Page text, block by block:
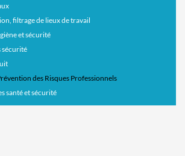
filtrage de lieux de travail
et sécurité
sécurité
des Risques Professionnels
santé et sécurité